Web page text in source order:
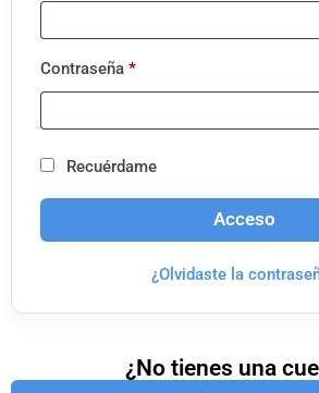
Contraseña *
Recuérdame
Acceso
¿Olvidaste la
¿No tienes una